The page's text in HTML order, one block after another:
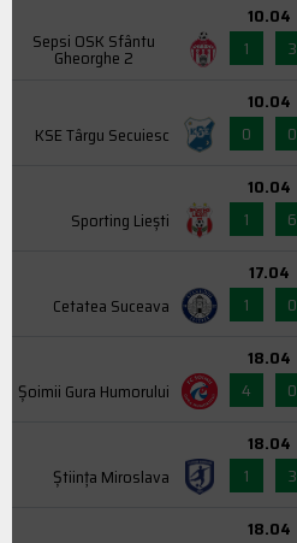
Sepsi OSK Sfântu
Gheorghe 2
10.04
1
3
KSE Târgu Secuiesc
10.04
0
0
Sporting Liești
10.04
1
6
Cetatea Suceava
17.04
1
0
Şoimii Gura Humorului
18.04
4
0
Știința Miroslava
18.04
1
3
18.04